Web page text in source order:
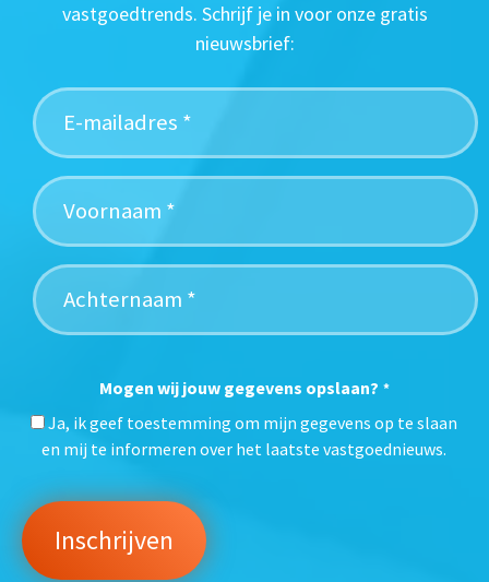
vastgoedtrends. Schrijf je in voor onze gratis
nieuwsbrief:
Mogen wij jouw gegevens opslaan? *
Ja, ik geef toestemming om mijn gegevens op te slaan
en mij te informeren over het laatste vastgoednieuws.